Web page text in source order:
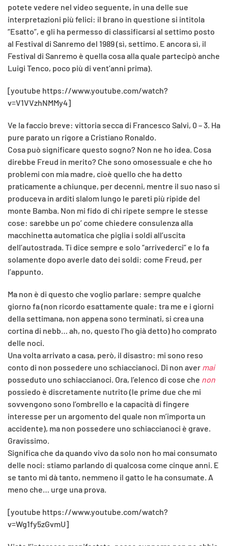
potete vedere nel video seguente, in una delle sue
interpretazioni più felici: il brano in questione si intitola
“Esatto”, e gli ha permesso di classificarsi al settimo posto
al Festival di Sanremo del 1989 (sì, settimo. E ancora sì, il
Festival di Sanremo è quella cosa alla quale partecipò anche
Luigi Tenco, poco più di vent’anni prima).
[youtube https://www.youtube.com/watch?
v=V1VVzhNMMy4]
Ve la faccio breve: vittoria secca di Francesco Salvi, 0 – 3. Ha
pure parato un rigore a Cristiano Ronaldo.
Cosa può significare questo sogno? Non ne ho idea. Cosa
direbbe Freud in merito? Che sono omosessuale e che ho
problemi con mia madre, cioè quello che ha detto
praticamente a chiunque, per decenni, mentre il suo naso si
produceva in arditi slalom lungo le pareti più ripide del
monte Bamba. Non mi fido di chi ripete sempre le stesse
cose: sarebbe un po’ come chiedere consulenza alla
macchinetta automatica che piglia i soldi all’uscita
dell’autostrada. Ti dice sempre e solo “arrivederci” e lo fa
solamente dopo averle dato dei soldi: come Freud, per
l’appunto.
Ma non è di questo che voglio parlare: sempre qualche
giorno fa (non ricordo esattamente quale: tra me e i giorni
della settimana, non appena sono terminati, si crea una
cortina di nebb… ah, no, questo l’ho già detto) ho comprato
delle noci.
Una volta arrivato a casa, però, il disastro: mi sono reso
conto di non possedere uno schiaccianoci. Di non aver mai
posseduto uno schiaccianoci. Ora, l’elenco di cose che non
possiedo è discretamente nutrito (le prime due che mi
sovvengono sono l’ombrello e la capacità di fingere
interesse per un argomento del quale non m’importa un
accidente), ma non possedere uno schiaccianoci è grave.
Gravissimo.
Significa che da quando vivo da solo non ho mai consumato
delle noci: stiamo parlando di qualcosa come cinque anni. E
se tanto mi dà tanto, nemmeno il gatto le ha consumate. A
meno che… urge una prova.
[youtube https://www.youtube.com/watch?
v=Wg1fy5zGvmU]